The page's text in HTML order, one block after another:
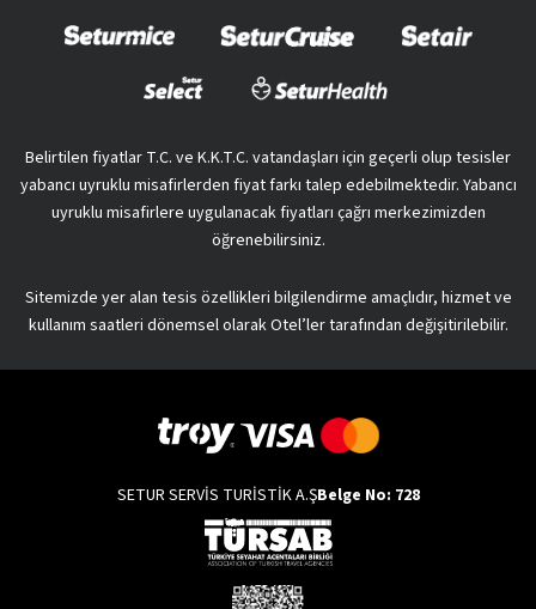
Belirtilen fiyatlar T.C. ve K.K.T.C. vatandaşları için geçerli olup tesisler
yabancı uyruklu misafirlerden fiyat farkı talep edebilmektedir. Yabancı
uyruklu misafirlere uygulanacak fiyatları çağrı merkezimizden
öğrenebilirsiniz.
Sitemizde yer alan tesis özellikleri bilgilendirme amaçlıdır, hizmet ve
kullanım saatleri dönemsel olarak Otel’ler tarafından değişitirilebilir.
SETUR SERVİS TURİSTİK A.ŞBelge No: 728